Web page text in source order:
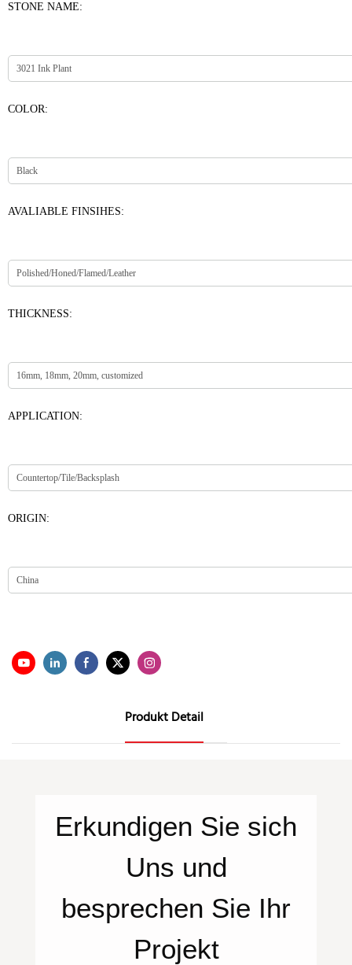
STONE NAME:
COLOR:
AVALIABLE FINSIHES:
THICKNESS:
APPLICATION:
ORIGIN:
Produkt Detail
Erkundigen Sie sich
Uns und
besprechen Sie Ihr
Projekt